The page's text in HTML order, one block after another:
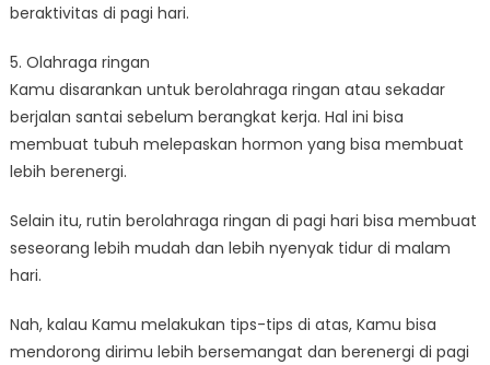
beraktivitas di pagi hari.
5. Olahraga ringan
Kamu disarankan untuk berolahraga ringan atau sekadar
berjalan santai sebelum berangkat kerja. Hal ini bisa
membuat tubuh melepaskan hormon yang bisa membuat
lebih berenergi.
Selain itu, rutin berolahraga ringan di pagi hari bisa membuat
seseorang lebih mudah dan lebih nyenyak tidur di malam
hari.
Nah, kalau Kamu melakukan tips-tips di atas, Kamu bisa
mendorong dirimu lebih bersemangat dan berenergi di pagi